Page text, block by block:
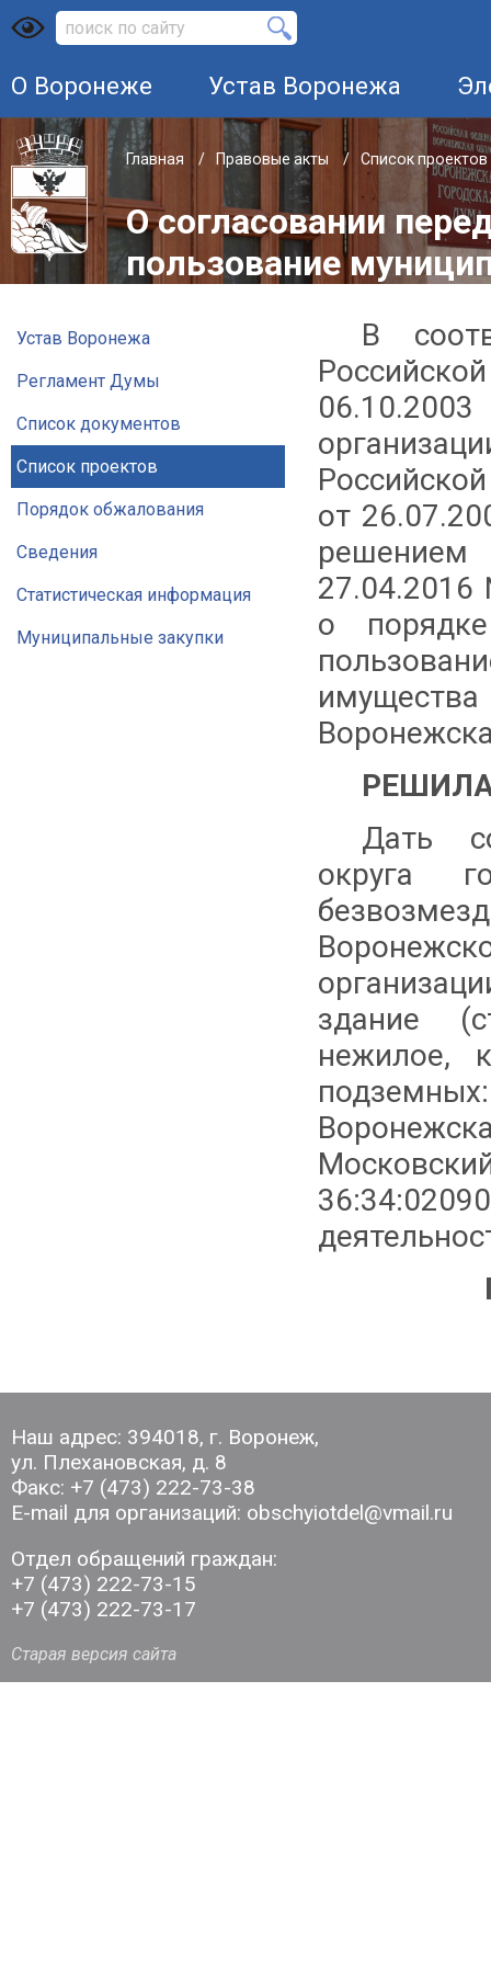
О Воронеже Устав Воронежа
Главная Правовые акты Список проектов
О согласовании
пользование
Устав Воронежа
Регламент Думы
Список документов
Список проектов
Порядок обжалования
Сведения
Статистическая информация
Муниципальные закупки
В
от
о
Дать
округа
здание
нежилое,
Наш адрес: 394018, г. Воронеж,
ул. Плехановская, д. 8
Факс: +7 (473) 222-73-38
E-mail для организаций: obschyiotdel@vmail.ru
Отдел обращений граждан:
+7 (473) 222-73-15
+7 (473) 222-73-17
Старая версия сайта